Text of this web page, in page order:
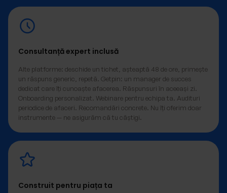
Consultanță expert inclusă
Alte platforme: deschide un tichet, așteaptă 48 de ore, primește
un răspuns generic, repetă. Getpin: un manager de succes
dedicat care îți cunoaște afacerea. Răspunsuri în aceeași zi.
Onboarding personalizat. Webinare pentru echipa ta. Audituri
periodice de afaceri. Recomandări concrete. Nu îți oferim doar
instrumente — ne asigurăm că tu câștigi.
Construit pentru piața ta